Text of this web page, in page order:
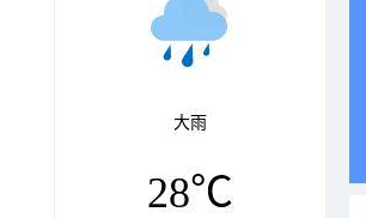
大雨
28℃